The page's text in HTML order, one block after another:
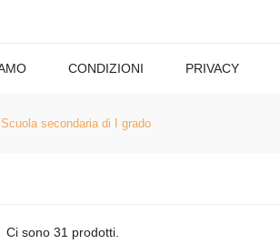
CONDIZIONI PRIVACY
Scuola secondaria di I grado
Ci sono 31 prodotti.